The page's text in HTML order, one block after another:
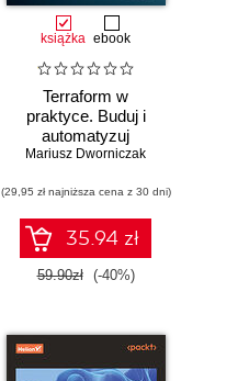
książka ebook
Terraform w
praktyce. Buduj i
automatyzuj
infrastrukturę
zarządzaj nią z
wykorzystaniem
Dockera
Mariusz Dworniczak
(29,95 zł najniższa cena z 30 dni)
35.94 zł
59.90zł (-40%)